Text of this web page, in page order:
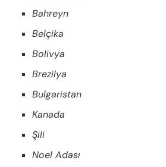
Bahreyn
Belçika
Bolivya
Brezilya
Bulgaristan
Kanada
Şili
Noel Adası